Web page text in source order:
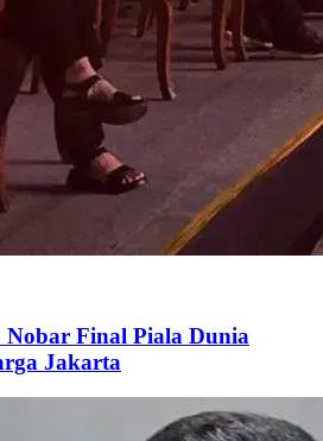
Final Piala Dunia
Jakarta